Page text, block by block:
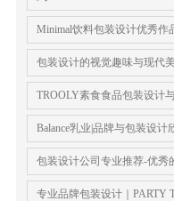
Minimal饮料包装设计优秀作
包装设计的视觉趣味与现代
TROOLY素食食品包装设计
Balance乳业|品牌与包装设计
包装设计公司专业推荐-优秀
专业品牌包装设计｜PARTY